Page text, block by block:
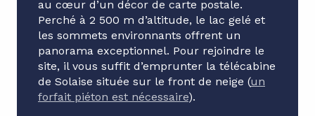
au cœur d’un décor de carte postale.
Perché à 2 500 m d’altitude, le lac gelé et
les sommets environnants offrent un
panorama exceptionnel. Pour rejoindre le
site, il vous suffit d’emprunter la télécabine
de Solaise située sur le front de neige (un
forfait piéton est nécessaire).